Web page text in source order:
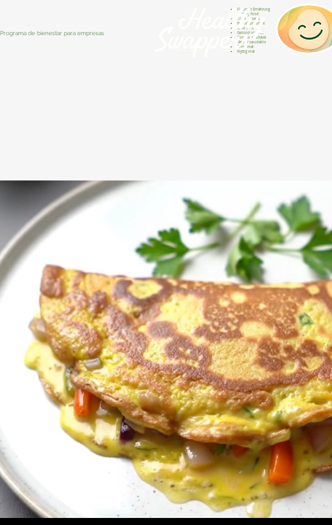
Programa de bienestar para empresas
Gesunde Ernährung
Healthy food
Comida sana
Nourriture saine
Cibo sano
Gezond voedsel
Comida saudável
Menjar saludable
Sunn mat
Nyttig mat